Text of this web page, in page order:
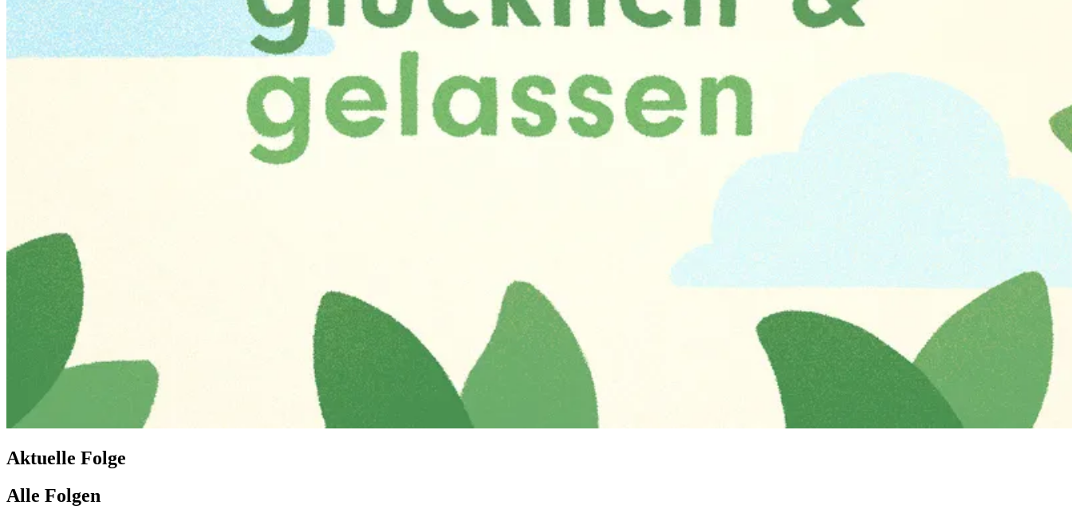
Aktuelle Folge
Alle Folgen